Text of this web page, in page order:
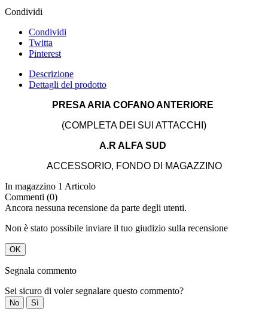
Condividi
Condividi
Twitta
Pinterest
Descrizione
Dettagli del prodotto
PRESA ARIA COFANO ANTERIORE
(COMPLETA DEI SUI ATTACCHI)
A.R ALFA SUD
ACCESSORIO, FONDO DI MAGAZZINO
In magazzino 1 Articolo
Commenti (0)
Ancora nessuna recensione da parte degli utenti.
Non è stato possibile inviare il tuo giudizio sulla recensione
OK
Segnala commento
Sei sicuro di voler segnalare questo commento?
No Sì